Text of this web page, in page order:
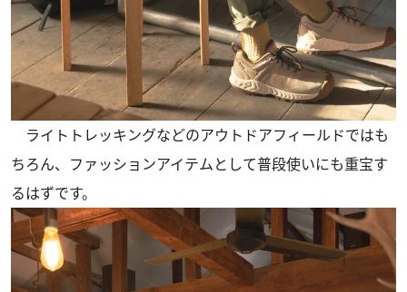
ライトトレッキングなどのアウトドアフィールドではも
ちろん、ファッションアイテムとして普段使いにも重宝す
るはずです。